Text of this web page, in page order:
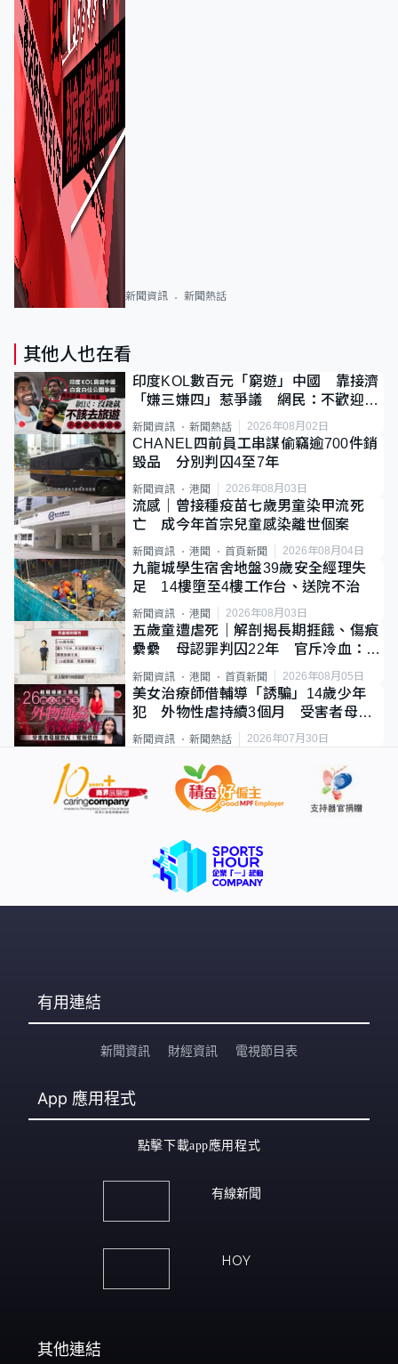
新聞資訊 新聞熱話
其他人也在看
印度KOL數百元「窮遊」中國 靠接濟
「嫌三嫌四」惹爭議 網民：不歡迎劣
質旅客
新聞資訊 新聞熱話 2026年08月02日
CHANEL四前員工串謀偷竊逾700件銷
毀品 分別判囚4至7年
新聞資訊 港聞 2026年08月03日
流感｜曾接種疫苗七歲男童染甲流死
亡 成今年首宗兒童感染離世個案
新聞資訊 港聞 首頁新聞 2026年08月04日
九龍城學生宿舍地盤39歲安全經理失
足 14樓墮至4樓工作台、送院不治
新聞資訊 港聞 2026年08月03日
五歲童遭虐死｜解剖揭長期捱餓、傷痕
纍纍 母認罪判囚22年 官斥冷血：同
類案最惡劣
新聞資訊 港聞 首頁新聞 2026年08月05日
美女治療師借輔導「誘騙」14歲少年
犯 外物性虐持續3個月 受害者母：
要保護其他人
新聞資訊 新聞熱話 2026年07月30日
有用連結
新聞資訊 財經資訊 電視節目表
App 應用程式
點擊下載app應用程式
有線新聞
HOY
其他連結